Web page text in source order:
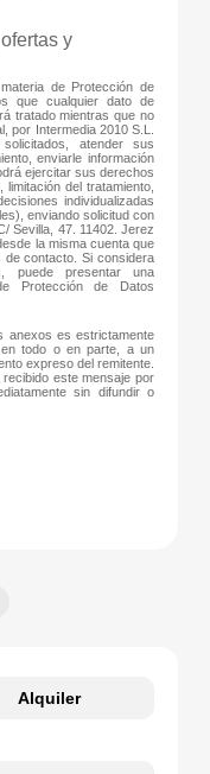
y
de Protección de
que cualquier dato de
tratado mientras que no
por Intermedia 2010 S.L.
atender sus
enviarle información
ejercitar sus derechos
del tratamiento,
individualizadas
enviando solicitud con
Sevilla, 47. 11402. Jerez
desde la misma cuenta que
contacto. Si considera
puede presentar una
Protección de Datos
anexos es estrictamente
en todo o en parte, a un
expreso del remitente.
este mensaje por
sin difundir o
Alquiler